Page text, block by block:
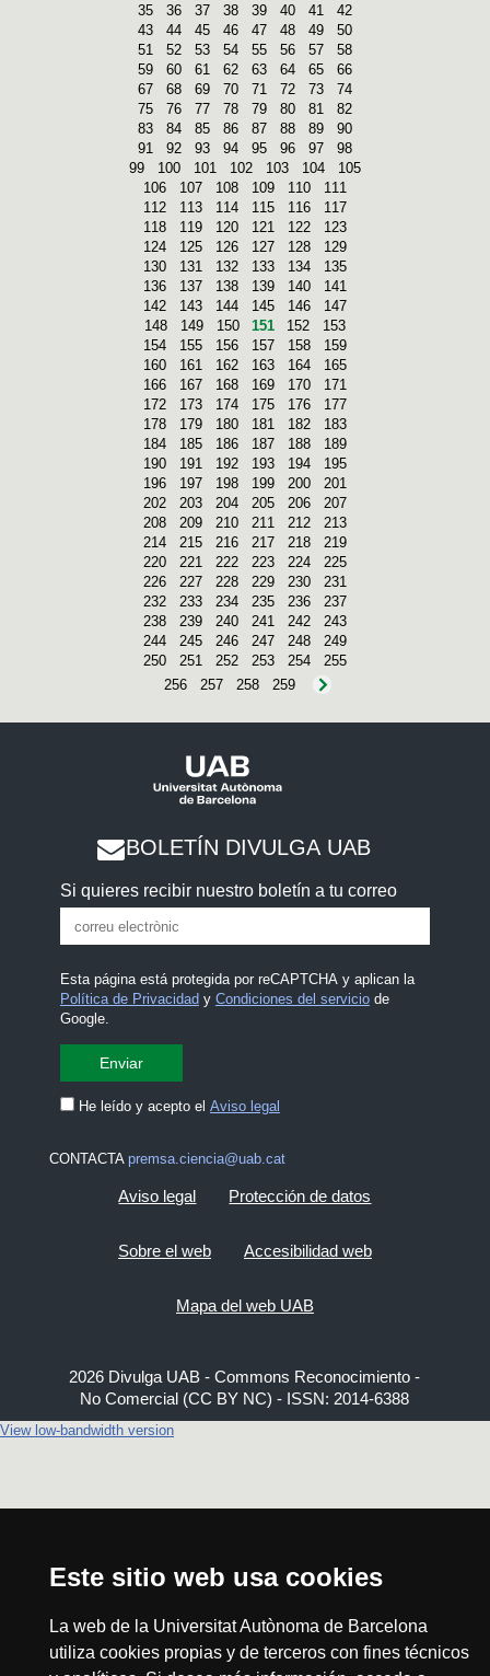
Este sitio web usa cookies
La web de la Universitat Autònoma de Barcelona
utiliza cookies propias y de terceros con fines técnicos
35
36 37 38 39 40 41
42
43
44 45 46 47 48 49
50
51
52 53 54 55 56 57
58
59
60 61 62 63 64 65
66
67
68 69 70 71 72 73
74
75
76 77 78 79 80 81
82
83
84 85 86 87 88 89
90
91
92 93 94 95 96 97
98
99
100 101 102 103 104
105
106
107 108 109 110
111
112
113 114 115 116
117
118
119 120 121 122
123
124
125 126 127 128
129
130
131 132 133 134
135
136
137 138 139 140
141
142
143 144 145 146
147
148
149 150 151 152
153
154
155 156 157 158
159
160
161 162 163 164
165
166
167 168 169 170
171
172
173 174 175 176
177
178
179 180 181 182
183
184
185 186 187 188
189
190
191 192 193 194
195
196
197 198 199 200
201
202
203 204 205 206
207
208
209 210 211 212
213
214
215 216 217 218
219
220
221 222 223 224
225
226
227 228 229 230
231
232
233 234 235 236
237
238
239 240 241 242
243
244
245 246 247 248
249
250
251 252 253 254
255
256
257 258 259
BOLETÍN DIVULGA UAB
Si quieres recibir nuestro boletín a tu correo
Esta página está protegida por reCAPTCHA y aplican la
Política de Privacidad y Condiciones del serviciode
Google.
He leído y acepto el Aviso legal
CONTACTA premsa.ciencia@uab.cat
Aviso legal Protección de datos
Sobre el web Accesibilidad web
Mapa del web UAB
2026 Divulga UAB - Commons Reconocimiento -
No Comercial (CC BY NC) - ISSN: 2014-6388
View low-bandwidth version